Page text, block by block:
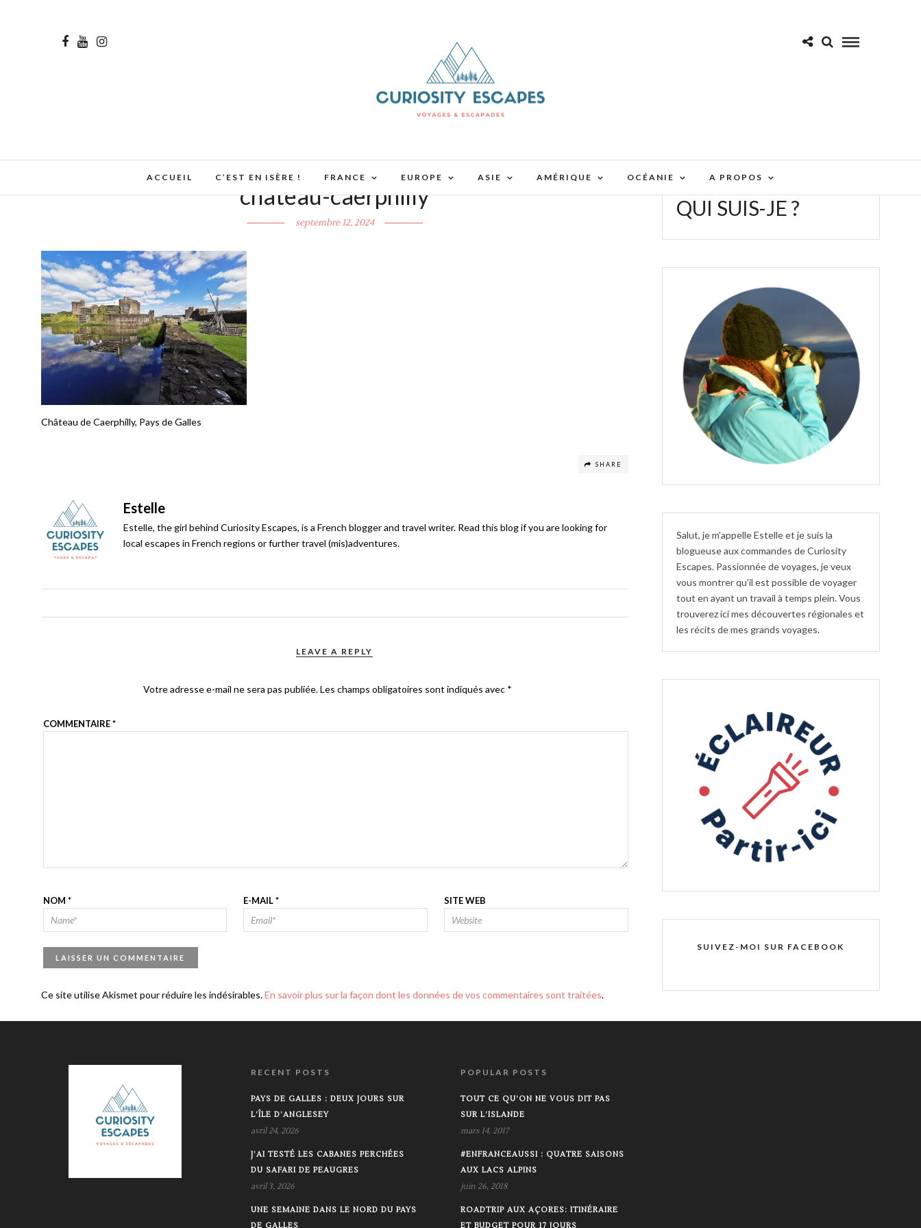
ACCUEIL C’EST EN ISÈRE ! FRANCE EUROPE ASIE AMÉRIQUE OCÉANIE A PROPOS
chateau-caerphilly
septembre 12, 2024
Château de Caerphilly, Pays de Galles
SHARE
Estelle
Estelle, the girl behind Curiosity Escapes, is a French blogger and travel writer. Read this blog if you are looking for
local escapes in French regions or further travel (mis)adventures.
LEAVE A REPLY
Votre adresse e-mail ne sera pas publiée.Les champs obligatoires sont indiqués avec *
COMMENTAIRE*
NOM * E-MAIL* SITE WEB
Ce site utilise Akismet pour réduire les indésirables.En savoir plus sur la façon dont les données de vos commentaires sont traitées.
QUI SUIS-JE ?
Salut, je m'appelle Estelle et je suis la
blogueuse aux commandes de Curiosity
Escapes. Passionnée de voyages, je veux
vous montrer qu'il est possible de voyager
tout en ayant un travail à temps plein. Vous
trouverez ici mes découvertes régionales et
les récits de mes grands voyages.
SUIVEZ-MOI SUR FACEBOOK
RECENT POSTS
PAYS DE GALLES : DEUX JOURS SUR
L’ÎLE D’ANGLESEY
avril 24, 2026
J’AI TESTÉ LES CABANES PERCHÉES
DU SAFARI DE PEAUGRES
avril 3, 2026
UNE SEMAINE DANS LE NORD DU PAYS
DE GALLES
POPULAR POSTS
TOUT CE QU’ON NE VOUS DIT PAS
SUR L’ISLANDE
mars 14, 2017
#ENFRANCEAUSSI : QUATRE SAISONS
AUX LACS ALPINS
juin 26, 2018
ROADTRIP AUX AÇORES: ITINÉRAIRE
ET BUDGET POUR 17 JOURS